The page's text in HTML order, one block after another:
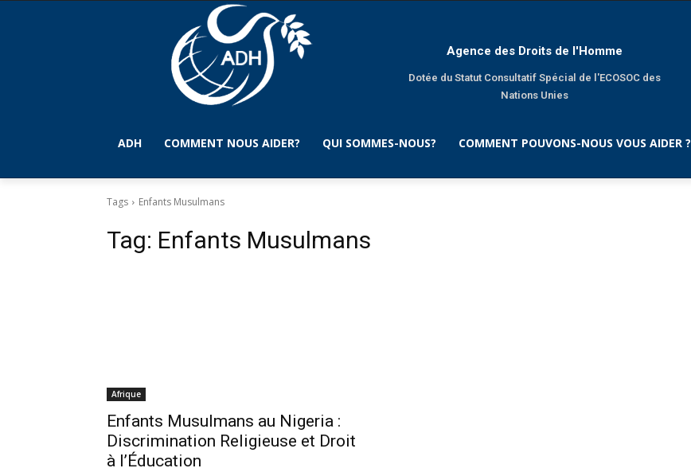
Agence des Droits de l'Homme
Dotée du Statut Consultatif Spécial de l'ECOSOC des
Nations Unies
ADH COMMENT NOUS AIDER? QUI SOMMES-NOUS? COMMENT POUVONS-NOUS VOUS AIDER ?
Tags Enfants Musulmans
Tag: Enfants Musulmans
Afrique
Enfants Musulmans au Nigeria :
Discrimination Religieuse et Droit
à l’Éducation